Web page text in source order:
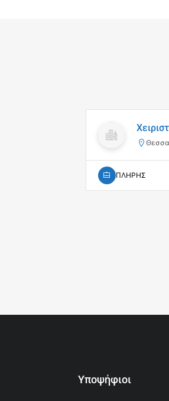
ΠΛΗΡΗΣ
Υποψήφιοι